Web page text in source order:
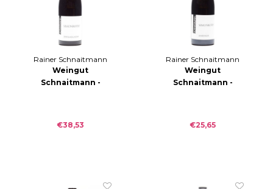
Rainer Schnaitmann
Weingut
Schnaitmann -
€38,53
Rainer Schnaitmann
Weingut
Schnaitmann -
€25,65